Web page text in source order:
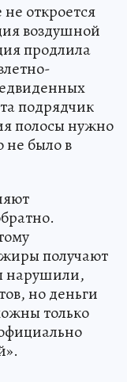
откроется
воздушной
продлила
подрядчик
полосы нужно
не было в
получают
нарушили,
но деньги
только